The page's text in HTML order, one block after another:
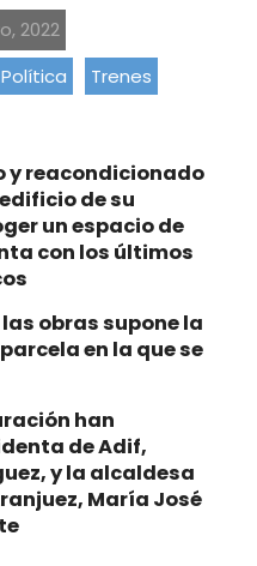
2022
Política Trenes
y reacondicionado
de su
un espacio de
con los últimos
obras supone la
en la que se
han
de Adif,
y la alcaldesa
María José